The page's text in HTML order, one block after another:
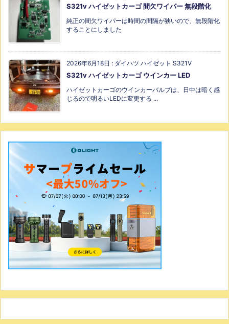
S321v ハイゼットカーゴ 間欠ワイパー 無段階化
純正の間欠ワイパーは時間の間隔が狭いので、無段階化
することにしました
2026年6月18日 : ダイハツ ハイゼット S321V
S321v ハイゼットカーゴ ウインカー LED
ハイゼットカーゴのウインカーバルブは、日中は暗く感
じるので明るいLEDに変更する ...